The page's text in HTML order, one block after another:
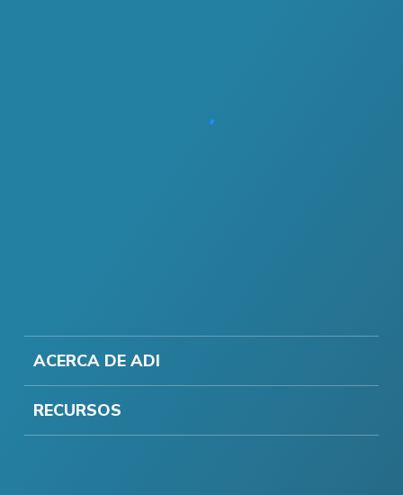
ACERCA DE ADI
RECURSOS